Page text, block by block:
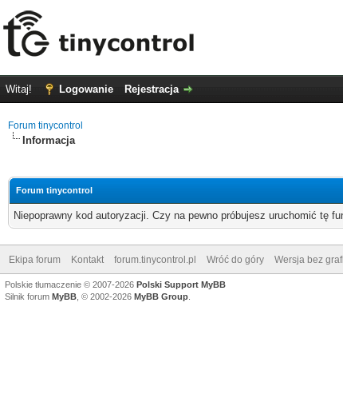
Witaj! Logowanie Rejestracja
Forum tinycontrol
Informacja
Forum tinycontrol
Niepoprawny kod autoryzacji. Czy na pewno próbujesz uruchomić tę
Ekipa forum Kontakt forum.tinycontrol.pl Wróć do góry Wersja bez
Polskie tłumaczenie © 2007-2026 Polski Support MyBB
Silnik forum MyBB , © 2002-2026 MyBB Group